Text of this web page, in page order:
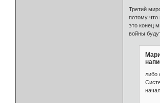
Третий
потому что
это конец
войны
либо